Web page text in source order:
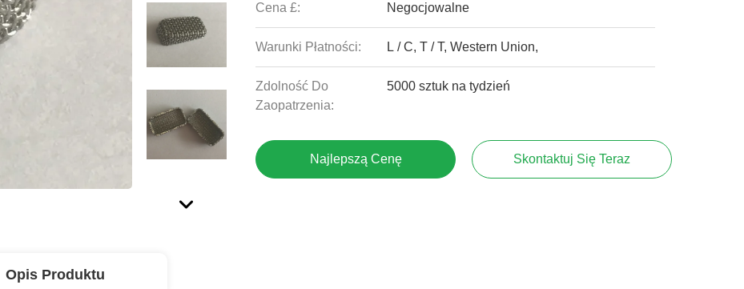
Cena £: Negocjowalne
Warunki Płatności: L / C, T / T, Western Union,
Zdolność Do
Zaopatrzenia:
5000 sztuk na tydzień
Najlepszą Cenę Skontaktuj Się Teraz
Opis Produktu